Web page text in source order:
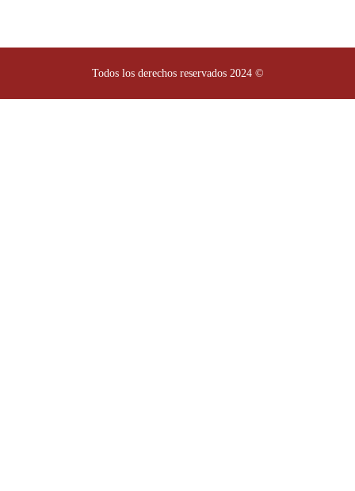
Todos los derechos reservados 2024 ©